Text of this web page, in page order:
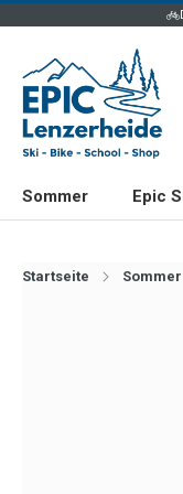
Sommer Epic
Startseite Sommer